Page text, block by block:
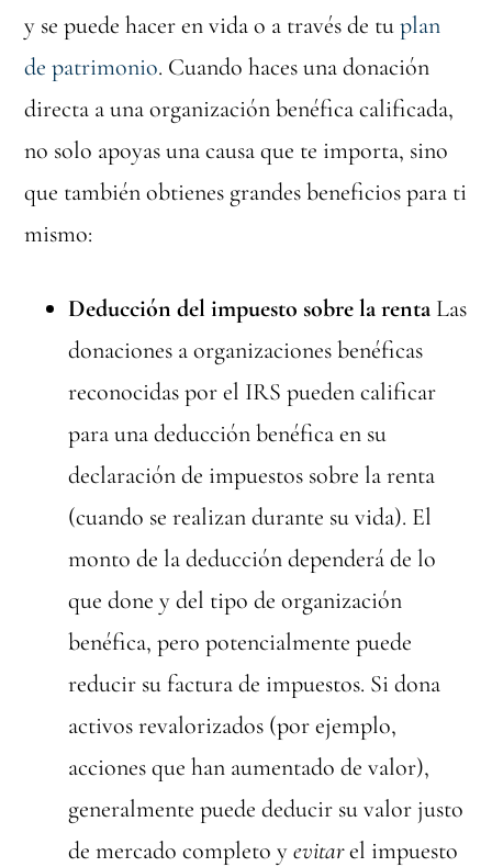
y se puede hacer en vida o a través de tuplan
de patrimonio. Cuando haces una donación
directa a una organización benéfica calificada,
no solo apoyas una causa que te importa, sino
que también obtienes grandes beneficios para ti
mismo:
Deducción del impuesto sobre la renta Las
donaciones a organizaciones benéficas
reconocidas por el IRS pueden calificar
para una deducción benéfica en su
declaración de impuestos sobre la renta
(cuando se realizan durante su vida). El
monto de la deducción dependerá de lo
que done y del tipo de organización
benéfica, pero potencialmente puede
reducir su factura de impuestos. Si dona
activos revalorizados (por ejemplo,
acciones que han aumentado de valor),
generalmente puede deducir su valor justo
de mercado completo yevitarel impuesto